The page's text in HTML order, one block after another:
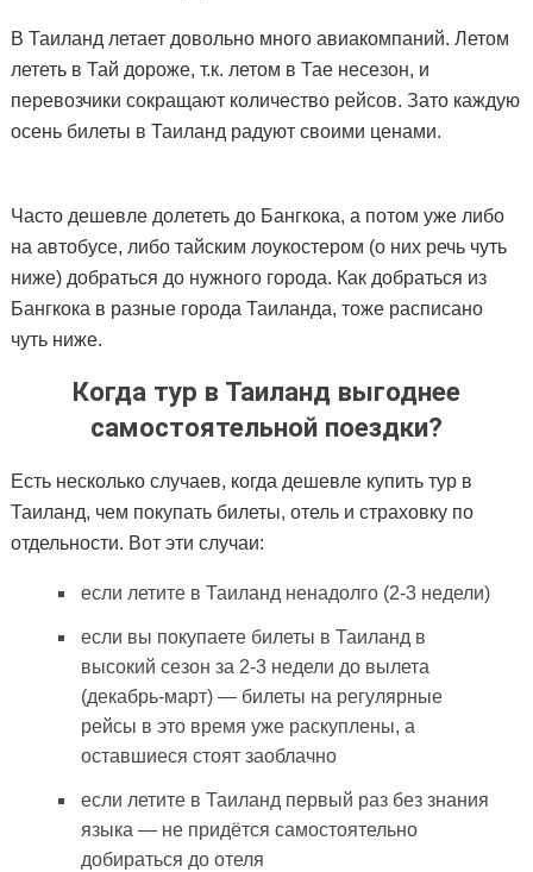
В Таиланд летает довольно много авиакомпаний. Летом
лететь в Тай дороже, т.к. летом в Тае несезон, и
перевозчики сокращают количество рейсов. Зато каждую
осень билеты в Таиланд радуют своими ценами.
Часто дешевле долететь до Бангкока, а потом уже либо
на автобусе, либо тайским лоукостером (о них речь чуть
ниже) добраться до нужного города. Как добраться из
Бангкока в разные города Таиланда, тоже расписано
чуть ниже.
Когда тур в Таиланд выгоднее
самостоятельной поездки?
Есть несколько случаев, когда дешевле купить тур в
Таиланд, чем покупать билеты, отель и страховку по
отдельности. Вот эти случаи:
если летите в Таиланд ненадолго (2-3 недели)
если вы покупаете билеты в Таиланд в
высокий сезон за 2-3 недели до вылета
(декабрь-март) — билеты на регулярные
рейсы в это время уже раскуплены, а
оставшиеся стоят заоблачно
если летите в Таиланд первый раз без знания
языка — не придётся самостоятельно
добираться до отеля